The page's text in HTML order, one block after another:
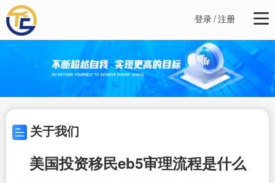
登录/注册
关于我们
美国投资移民eb5审理流程是什么